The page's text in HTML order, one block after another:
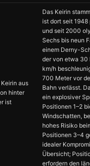
aus
hinter
ist
Das Keirin
ist dort seit 1948
und seit 2000
Sechs bis neun
einem Derny-
der von etwa 30
km/h
700 Meter vor
Bahn verlässt.
ein explosiver
Positionen 1–2
Windschatten,
hohes Risiko
Positionen 3–4
idealer
Übersicht;
erfordern den